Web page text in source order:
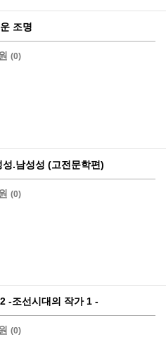
조명
(0)
.남성성 (고전문학편)
(0)
-조선시대의 작가 1 -
(0)